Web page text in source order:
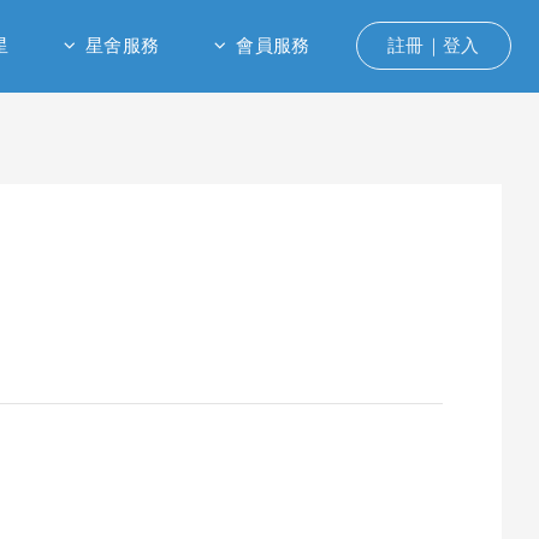
星舍服務 會員服務 註冊｜登入